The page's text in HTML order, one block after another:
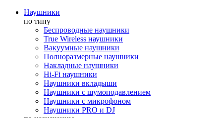
Наушники
по типу
Беспроводные наушники
True Wireless наушники
Вакуумные наушники
Полноразмерные наушники
Накладные наушники
Hi-Fi наушники
Наушники вкладыши
Наушники с шумоподавлением
Наушники с микрофоном
Наушники PRO и DJ